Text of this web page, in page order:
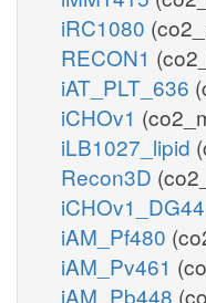
iRC1080
RECON1
iAT_PLT_636
iCHOv1
iLB1027_lipid
Recon3D
iCHOv1_DG44
iAM_Pf480
iAM_Pv461
iAM_Pb448